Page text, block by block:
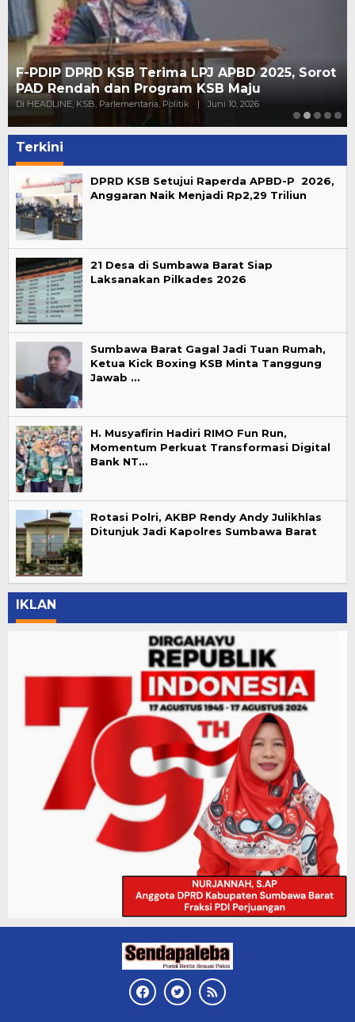
F-PDIP DPRD KSB Terima LPJ APBD 2025, Sorot
PAD Rendah dan Program KSB Maju
Di HEADLINE, KSB, Parlementaria, Politik | Juni 10, 2026
Terkini
DPRD KSB Setujui Raperda APBD-P 2026,
Anggaran Naik Menjadi Rp2,29 Triliun
21 Desa di Sumbawa Barat Siap
Laksanakan Pilkades 2026
Sumbawa Barat Gagal Jadi Tuan Rumah,
Ketua Kick Boxing KSB Minta Tanggung
Jawab …
H. Musyafirin Hadiri RIMO Fun Run,
Momentum Perkuat Transformasi Digital
Bank NT…
Rotasi Polri, AKBP Rendy Andy Julikhlas
Ditunjuk Jadi Kapolres Sumbawa Barat
IKLAN